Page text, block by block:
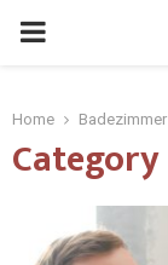
PRIMARY
Home Badezimmer